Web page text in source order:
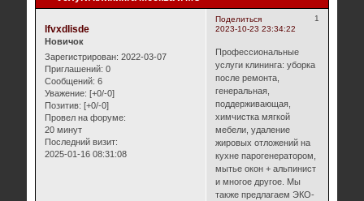
Поделиться
1
2023-10-23 23:34:22
lfvxdlisde
Новичок
Зарегистрирован: 2022-03-07
Приглашений: 0
Сообщений: 6
Уважение: [+0/-0]
Позитив: [+0/-0]
Провел на форуме:
20 минут
Последний визит:
2025-01-16 08:31:08
Профессиональные
услуги клининга: уборка
после ремонта,
генеральная,
поддерживающая,
химчистка мягкой
мебели, удаление
жировых отложений на
кухне парогенератором,
мытье окон + альпинист
и многое другое. Мы
также предлагаем ЭКО-